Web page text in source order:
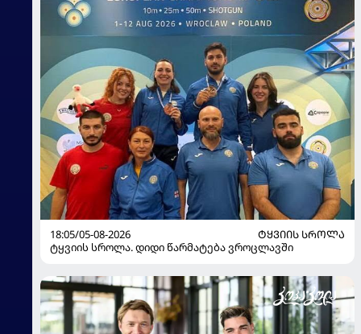
18:05/05-08-2026
ᲢᲧᲕᲘᲘᲡ ᲡᲠᲝᲚᲐ
ტყვიის სროლა. დიდი წარმატება ვროცლავში